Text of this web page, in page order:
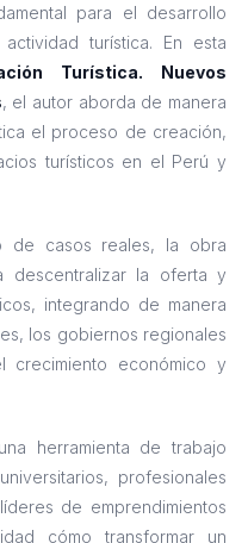
para el desarrollo
turística. En esta
Turística. Nuevos
, el autor aborda de manera
el proceso de creación,
turísticos en el Perú y
de casos reales, la obra
descentralizar la oferta y
integrando de manera
los gobiernos regionales
económico y
herramienta de trabajo
profesionales
de emprendimientos
cómo transformar un